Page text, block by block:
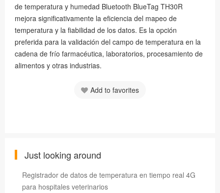
de temperatura y humedad Bluetooth BlueTag TH30R
mejora significativamente la eficiencia del mapeo de
temperatura y la fiabilidad de los datos. Es la opción
preferida para la validación del campo de temperatura en la
cadena de frío farmacéutica, laboratorios, procesamiento de
alimentos y otras industrias.
Add to favorites
Just looking around
Registrador de datos de temperatura en tiempo real 4G
para hospitales veterinarios